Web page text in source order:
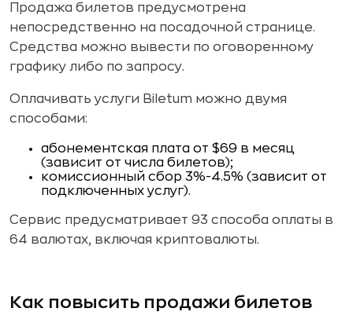
Продажа билетов предусмотрена
непосредственно на посадочной странице.
Средства можно вывести по оговоренному
графику либо по запросу.
Оплачивать услуги Biletum можно двумя
способами:
абонементская плата от $69 в месяц
(зависит от числа билетов);
комиссионный сбор 3%-4.5% (зависит от
подключенных услуг).
Сервис предусматривает 93 способа оплаты в
64 валютах, включая криптовалюты.
Как повысить продажи билетов